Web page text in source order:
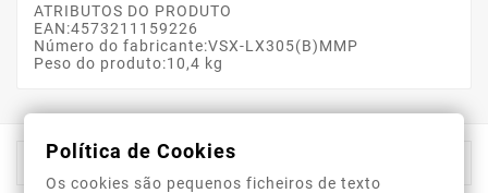
ATRIBUTOS DO PRODUTO
EAN:4573211159226
Número do fabricante:VSX-LX305(B)MMP
Peso do produto:10,4 kg
Informação Da Loja
Política de Cookies
Os cookies são pequenos ficheiros de texto